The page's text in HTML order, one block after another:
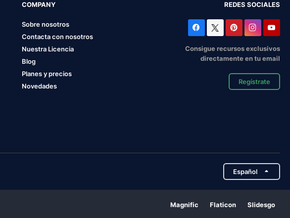
COMPANY
Sobre nosotros
Contacta con nosotros
Nuestra Licencia
Blog
Planes y precios
Novedades
REDES SOCIALES
Consigue recursos exclusivos
directamente en tu email
Regístrate
Español
Magnific Flaticon Slidesgo